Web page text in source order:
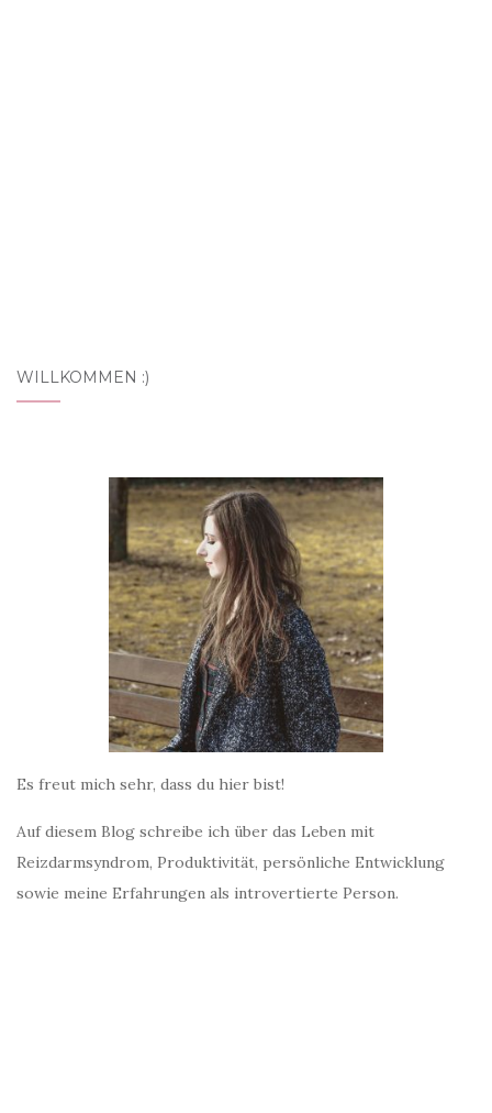
WILLKOMMEN :)
Es freut mich sehr, dass du hier bist!
Auf diesem Blog schreibe ich über das Leben mit
Reizdarmsyndrom, Produktivität, persönliche Entwicklung
sowie meine Erfahrungen als introvertierte Person.